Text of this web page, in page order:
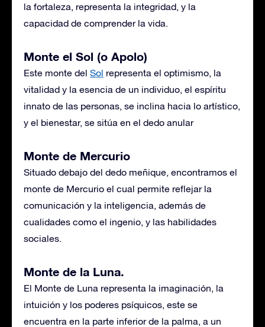
la fortaleza, representa la integridad, y la
capacidad de comprender la vida.
Monte el Sol (o Apolo)
Este monte del Sol representa el optimismo, la
vitalidad y la esencia de un individuo, el espíritu
innato de las personas, se inclina hacia lo artístico,
y el bienestar, se sitúa en el dedo anular
Monte de Mercurio
Situado debajo del dedo meñique, encontramos el
monte de Mercurio el cual permite reflejar la
comunicación y la inteligencia, además de
cualidades como el ingenio, y las habilidades
sociales.
Monte de la Luna.
El Monte de Luna representa la imaginación, la
intuición y los poderes psíquicos, este se
encuentra en la parte inferior de la palma, a un